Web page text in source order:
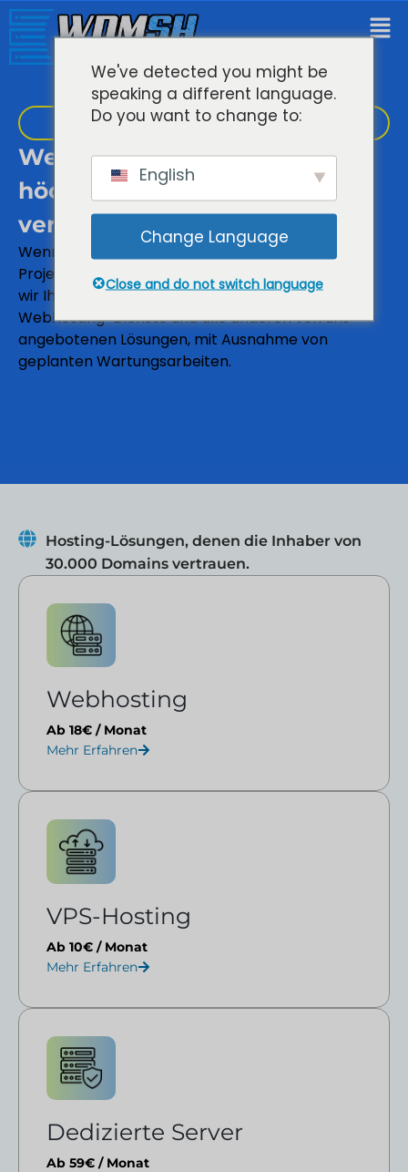
Leistungsstarkes Website-Hosting
Webhosting-Dienste von
höchster Qualität, denen Sie
vertrauen können
Wenn Sie uns Ihre Geschäfts- und
Projektanforderungen anvertrauen, versprechen
wir Ihnen eine Betriebszeit von 99,9% für unsere
Webhosting-Dienste und alle anderen von uns
angebotenen Lösungen, mit Ausnahme von
geplanten Wartungsarbeiten.
Hosting-Lösungen, denen die Inhaber von
30.000 Domains vertrauen.
Webhosting
Ab 18€ / Monat
Mehr Erfahren
VPS-Hosting
Ab 10€ / Monat
Mehr Erfahren
Dedizierte Server
Ab 59€ / Monat
We've detected you might be
speaking a different language.
Do you want to change to:
English
Change Language
Close and do not switch language